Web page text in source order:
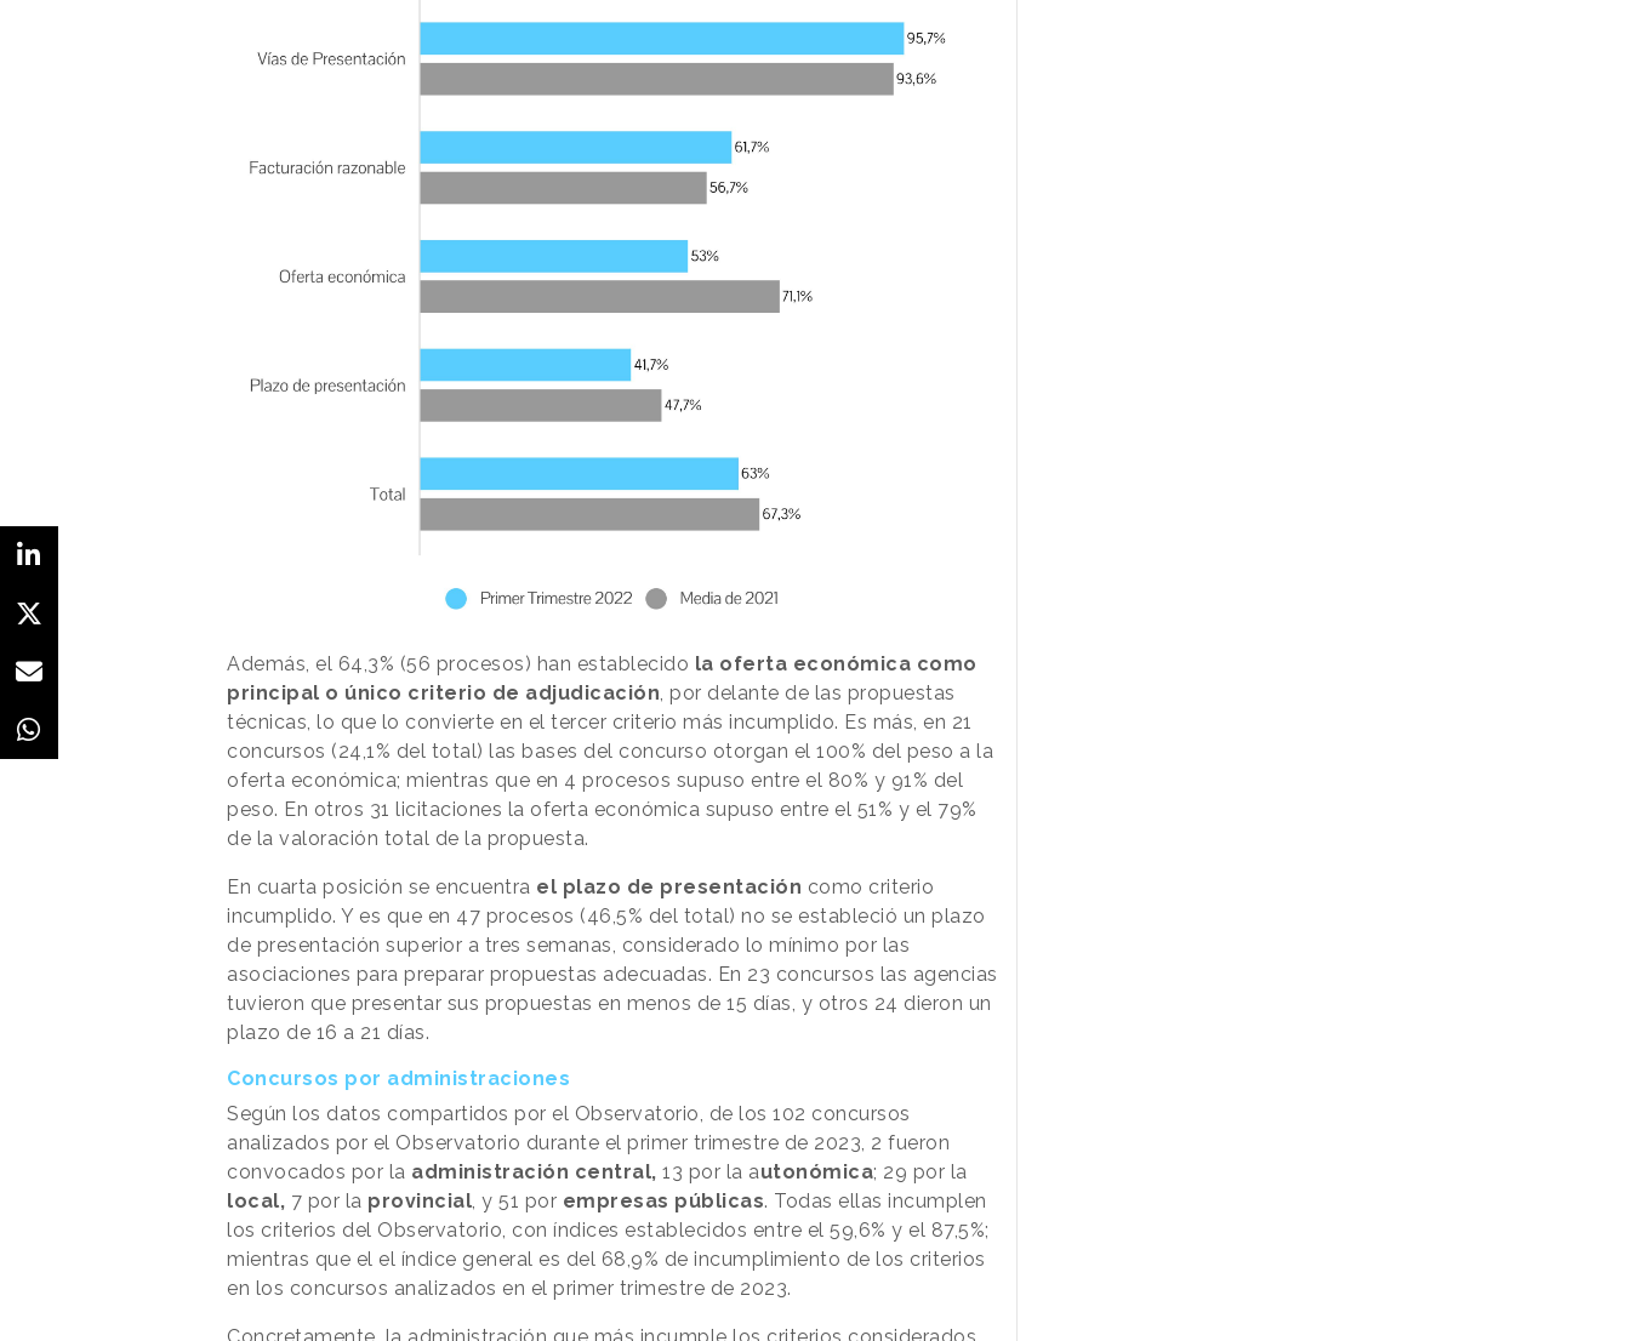
Además, el 64,3% (56 procesos) han establecido la oferta económica como
principal o único criterio de adjudicación, por delante de las propuestas
técnicas, lo que lo convierte en el tercer criterio más incumplido. Es más, en 21
concursos (24,1% del total) las bases del concurso otorgan el 100% del peso a la
oferta económica; mientras que en 4 procesos supuso entre el 80% y 91% del
peso. En otros 31 licitaciones la oferta económica supuso entre el 51% y el 79%
de la valoración total de la propuesta.
En cuarta posición se encuentra el plazo de presentación como criterio
incumplido. Y es que en 47 procesos (46,5% del total) no se estableció un plazo
de presentación superior a tres semanas, considerado lo mínimo por las
asociaciones para preparar propuestas adecuadas. En 23 concursos las agencias
tuvieron que presentar sus propuestas en menos de 15 días, y otros 24 dieron un
plazo de 16 a 21 días.
Concursos por administraciones
Según los datos compartidos por el Observatorio, de los 102 concursos
analizados por el Observatorio durante el primer trimestre de 2023, 2 fueron
convocados por la administración central, 13 por la autonómica; 29 por la
local, 7 por la provincial, y 51 por empresas públicas. Todas ellas incumplen
los criterios del Observatorio, con índices establecidos entre el 59,6% y el 87,5%;
mientras que el el índice general es del 68,9% de incumplimiento de los criterios
en los concursos analizados en el primer trimestre de 2023.